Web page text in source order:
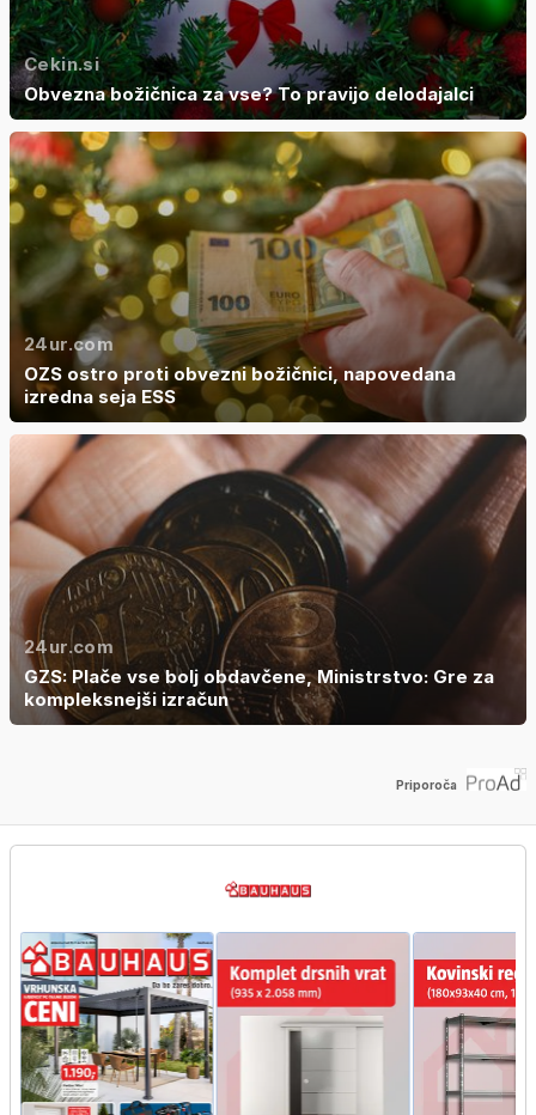
Cekin.si
Obvezna božičnica za vse? To pravijo delodajalci
24ur.com
OZS ostro proti obvezni božičnici, napovedana
izredna seja ESS
24ur.com
GZS: Plače vse bolj obdavčene, Ministrstvo: Gre za
kompleksnejši izračun
Priporoča